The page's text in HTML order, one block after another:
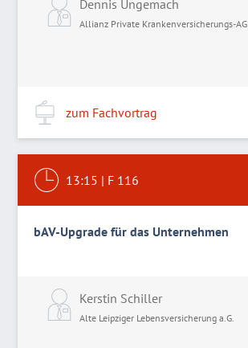
Dennis Ungemach
Allianz Private Krankenversicherungs-AG
zum Fachvortrag
13:15 | F 116
bAV-Upgrade für das Unternehmen
Kerstin Schiller
Alte Leipziger Lebensversicherung a.G.